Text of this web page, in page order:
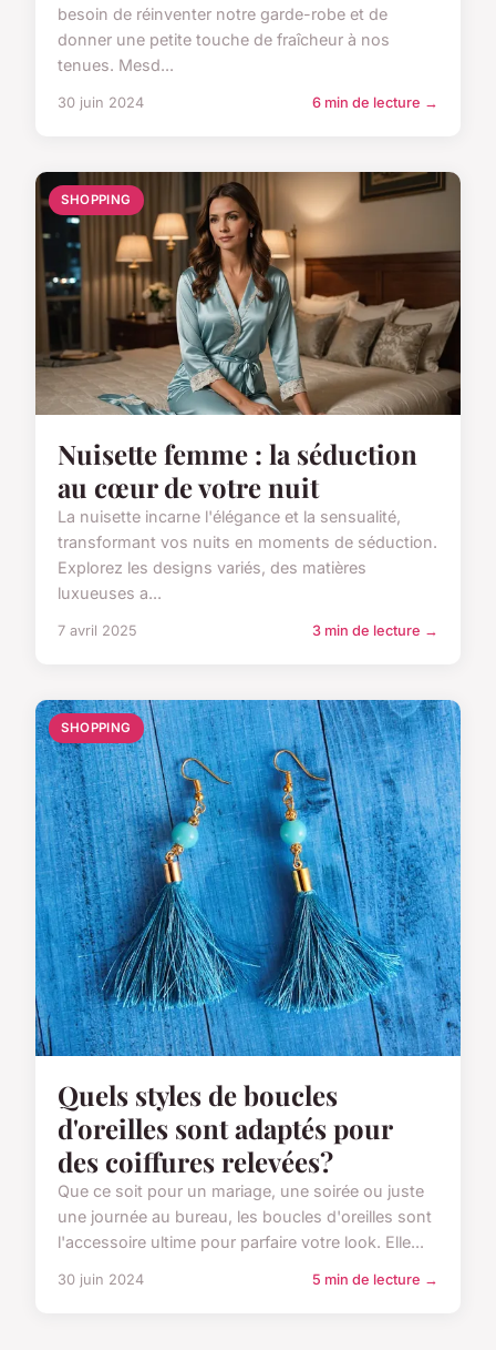
besoin de réinventer notre garde-robe et de
donner une petite touche de fraîcheur à nos
tenues. Mesd...
30 juin 2024 6 min de lecture →
SHOPPING
Nuisette femme : la séduction
au cœur de votre nuit
La nuisette incarne l'élégance et la sensualité,
transformant vos nuits en moments de séduction.
Explorez les designs variés, des matières
luxueuses a...
7 avril 2025 3 min de lecture →
SHOPPING
Quels styles de boucles
d'oreilles sont adaptés pour
des coiffures relevées?
Que ce soit pour un mariage, une soirée ou juste
une journée au bureau, les boucles d'oreilles sont
l'accessoire ultime pour parfaire votre look. Elle...
30 juin 2024 5 min de lecture →